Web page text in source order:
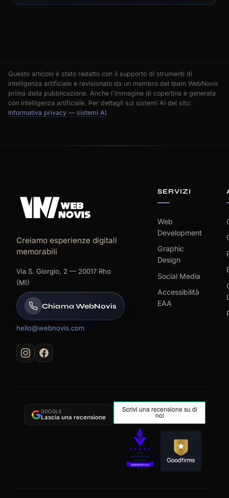
Questo articolo è stato redatto con il supporto di strumenti di
intelligenza artificiale e revisionato da un membro del team WebNovis
prima della pubblicazione. Anche l'immagine di copertina è generata
con intelligenza artificiale. Per dettagli sui sistemi AI del sito:
Informativa privacy — sistemi AI.
Creiamo esperienze digitali
memorabili
Via S. Giorgio, 2 — 20017 Rho
(MI)
Chiama WebNovis
hello@webnovis.com
SERVIZI
Web
Development
Graphic
Design
Social Media
Accessibilità
EAA
GOOGLE
Lascia una recensione